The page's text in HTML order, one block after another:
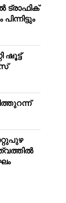
ട്രാഫിക്
ഷൂട്ട്